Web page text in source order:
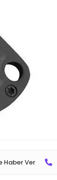
Haber Ver